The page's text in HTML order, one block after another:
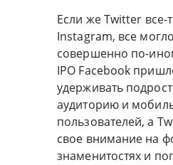
Если же Twitter все-
Instagram, все
совершенно по-
IPO Facebook
удерживать
аудиторию и
пользователей, а
свое внимание на
знаменитостях и